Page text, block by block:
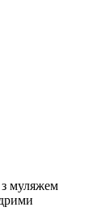
муляжем